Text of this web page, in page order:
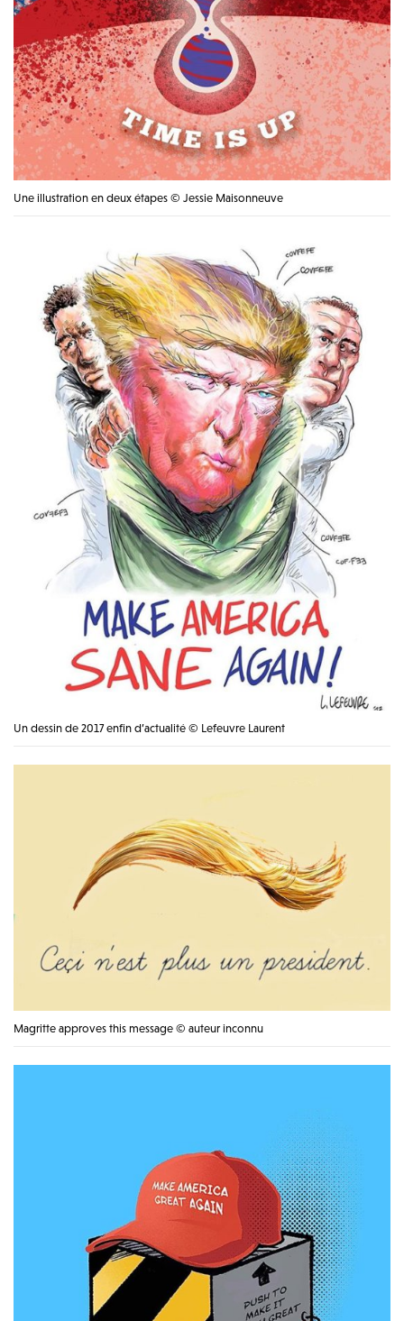
Une illustration en deux étapes © Jessie Maisonneuve
Un dessin de 2017 enfin d’actualité © Lefeuvre Laurent
Magritte approves this message © auteur inconnu